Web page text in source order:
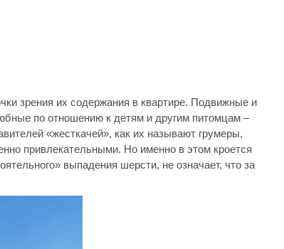
зрения их содержания в квартире. Подвижные и
по отношению к детям и другим питомцам –
«жесткачей», как их называют грумеры,
привлекательными. Но именно в этом кроется
выпадения шерсти, не означает, что за